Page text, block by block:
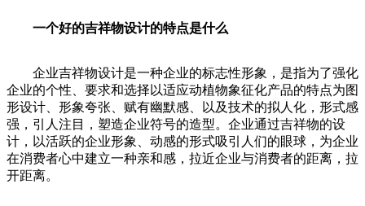
一个好的吉祥物设计的特点是什么
企业吉祥物设计是一种企业的标志性形象，是指为了强化
企业的个性、要求和选择以适应动植物象征化产品的特点为图
形设计、形象夸张、赋有幽默感、以及技术的拟人化，形式感
强，引人注目，塑造企业符号的造型。企业通过吉祥物的设
计，以活跃的企业形象、动感的形式吸引人们的眼球，为企业
在消费者心中建立一种亲和感，拉近企业与消费者的距离，拉
开距离。